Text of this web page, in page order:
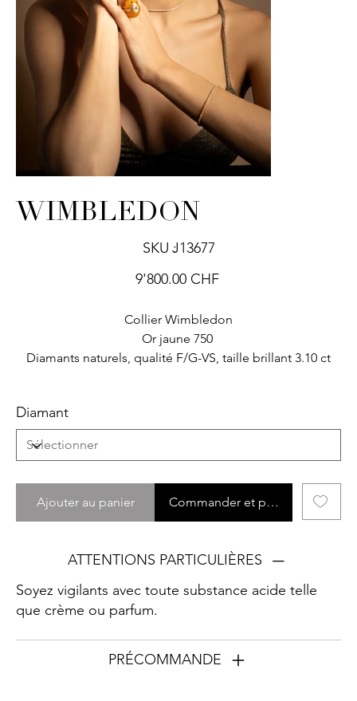
WIMBLEDON
SKU :SKU
J13677
J13677
Prix
9'800.00 CHF
Collier Wimbledon
Or jaune 750
Diamants naturels, qualité F/G-VS, taille brillant 3.10 ct
Diamant
Ajouter au panier Commander et payer
ATTENTIONS PARTICULIÈRES
Soyez vigilants avec toute substance acide telle
que crème ou parfum.
PRÉCOMMANDE